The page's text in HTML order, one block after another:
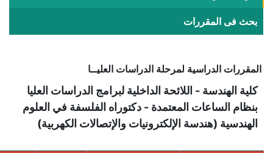
بحث فى المقررات
المقررات الدراسية لمرحلة الدراسات العليــا
كلية الهندسة - اللائحة الداخلية لبرامج الدراسات العليا
بنظام الساعات المعتمدة - دكتوراه الفلسفة في العلوم
الهندسية (هندسة الإلكترونيات والإتصالات الكهربية)